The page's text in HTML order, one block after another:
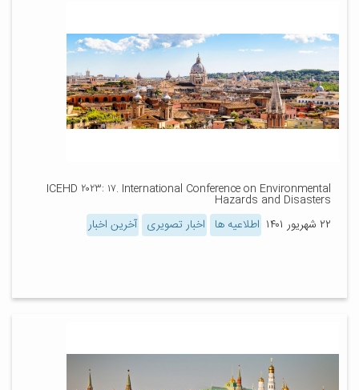
ICEHD ۲۰۲۳: ۱۷. International Conference on Environmental
Hazards and Disasters
۲۲ شهریور ۱۴۰۱ اطلاعیه ها اخبار تصویری آخرین اخبار